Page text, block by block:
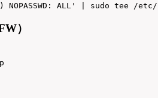
NOPASSWD: ALL' | sudo tee /
）